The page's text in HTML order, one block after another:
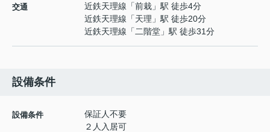
交通 近鉄天理線 「前栽 」駅 徒歩4分
近鉄天理線 「天理 」駅 徒歩20分
近鉄天理線 「二階堂 」駅 徒歩31分
設備条件
設備条件
保証人不要
２人入居可